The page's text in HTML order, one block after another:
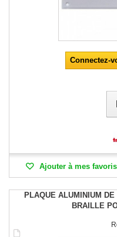
Connectez-
Ajouter à mes favoris
PLAQUE ALUMINIUM
BRAILLE